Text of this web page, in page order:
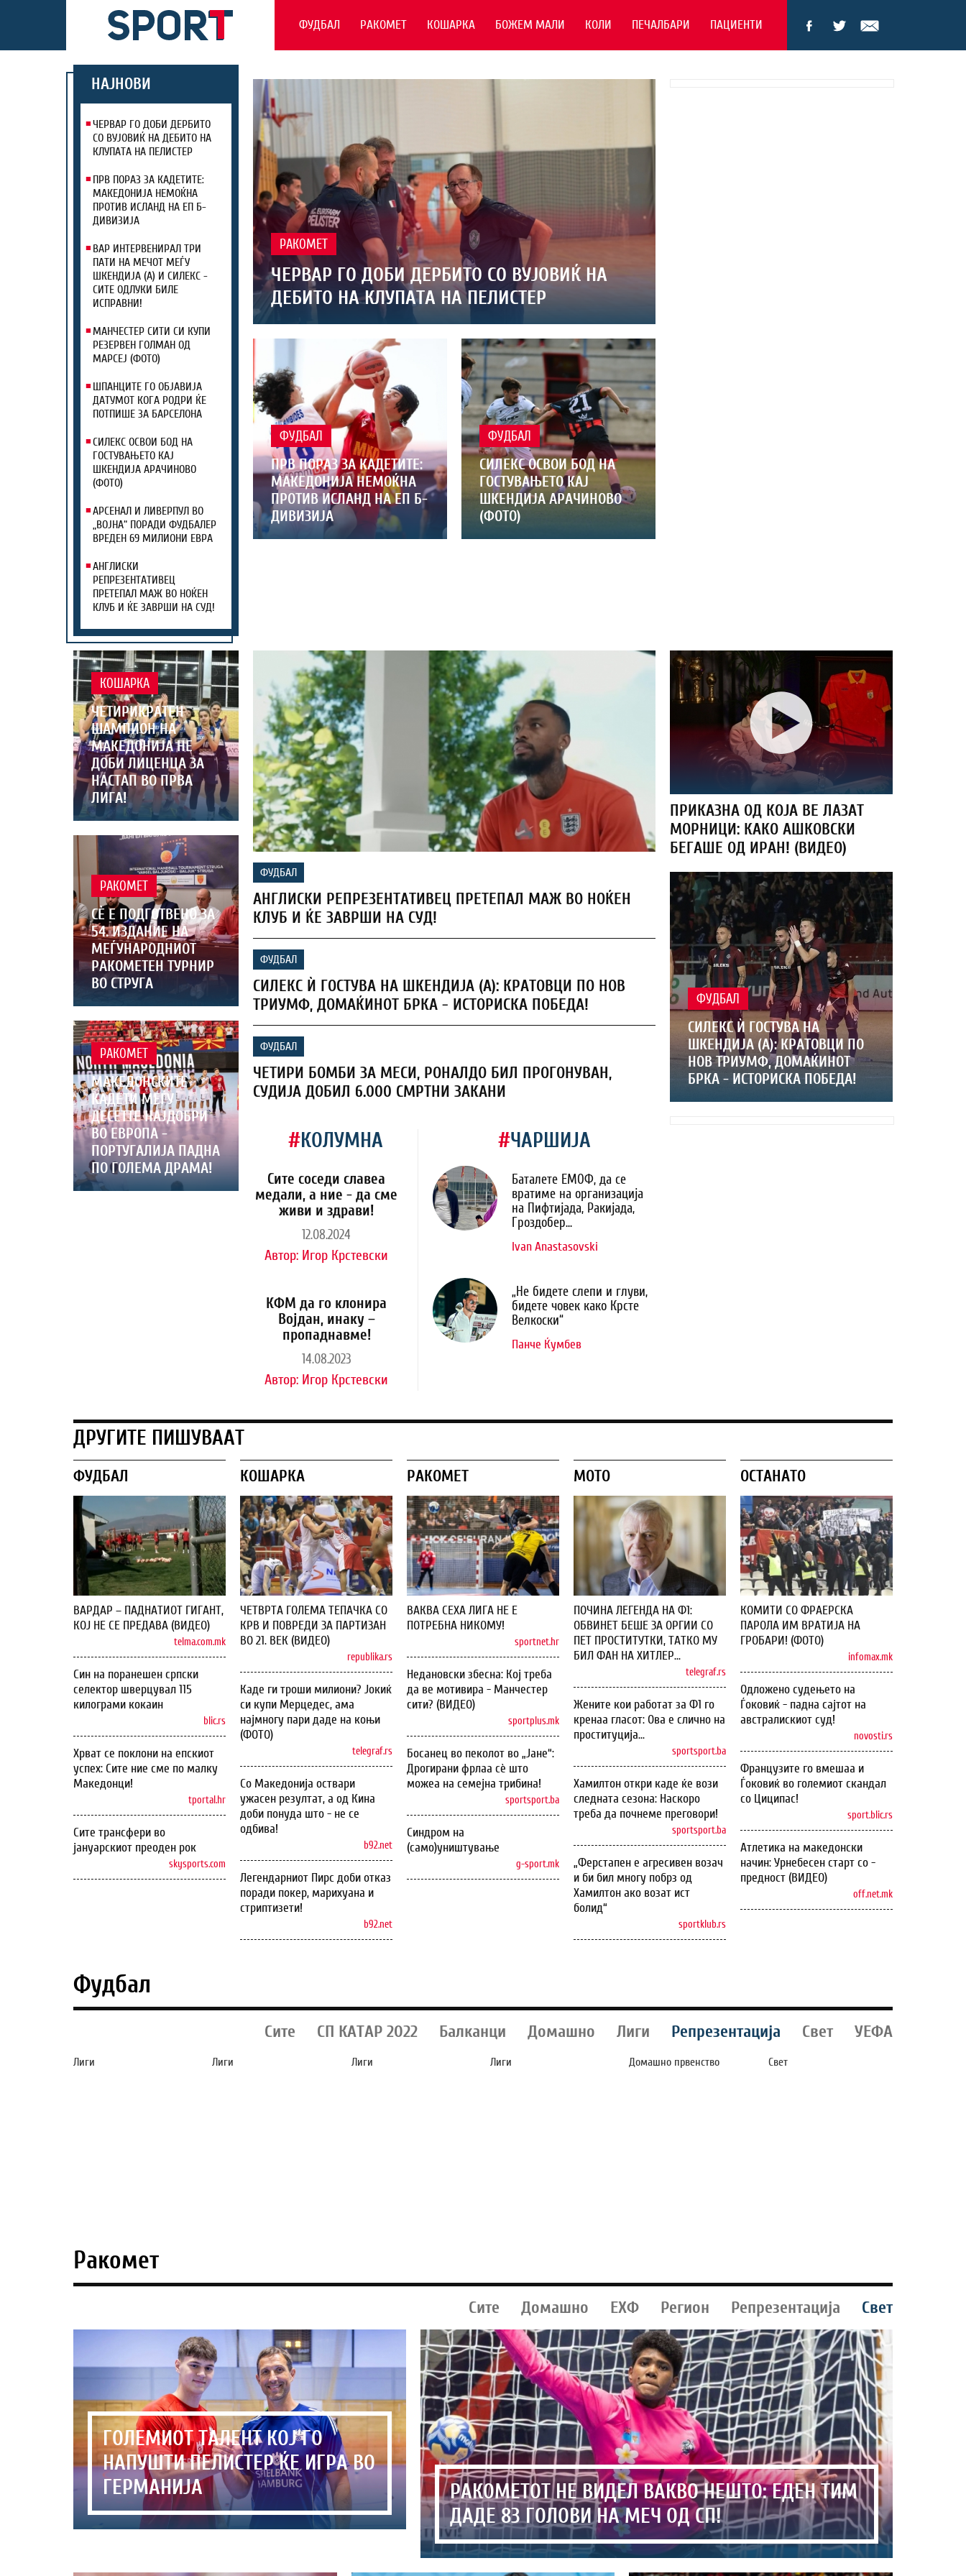
ФУДБАЛ РАКОМЕТ КОШАРКА БОЖЕМ МАЛИ КОЛИ ПЕЧАЛБАРИ ПАЦИЕНТИ
НАЈНОВИ
ЧЕРВАР ГО ДОБИ ДЕРБИТО
СО ВУЈОВИЌ НА ДЕБИТО НА
КЛУПАТА НА ПЕЛИСТЕР
ПРВ ПОРАЗ ЗА КАДЕТИТЕ:
МАКЕДОНИЈА НЕМОЌНА
ПРОТИВ ИСЛАНД НА ЕП Б-
ДИВИЗИЈА
ВАР ИНТЕРВЕНИРАЛ ТРИ
ПАТИ НА МЕЧОТ МЕЃУ
ШКЕНДИЈА (А) И СИЛЕКС -
СИТЕ ОДЛУКИ БИЛЕ
ИСПРАВНИ!
МАНЧЕСТЕР СИТИ СИ КУПИ
РЕЗЕРВЕН ГОЛМАН ОД
МАРСЕЈ (ФОТО)
ШПАНЦИТЕ ГО ОБЈАВИЈА
ДАТУМОТ КОГА РОДРИ ЌЕ
ПОТПИШЕ ЗА БАРСЕЛОНА
СИЛЕКС ОСВОИ БОД НА
ГОСТУВАЊЕТО КАЈ
ШКЕНДИЈА АРАЧИНОВО
(ФОТО)
АРСЕНАЛ И ЛИВЕРПУЛ ВО
„ВОЈНА“ ПОРАДИ ФУДБАЛЕР
ВРЕДЕН 69 МИЛИОНИ ЕВРА
АНГЛИСКИ
РЕПРЕЗЕНТАТИВЕЦ
ПРЕТЕПАЛ МАЖ ВО НОЌЕН
КЛУБ И ЌЕ ЗАВРШИ НА СУД!
РАКОМЕТ
ЧЕРВАР ГО ДОБИ ДЕРБИТО СО ВУЈОВИЌ НА
ДЕБИТО НА КЛУПАТА НА ПЕЛИСТЕР
ФУДБАЛ
ПРВ ПОРАЗ ЗА КАДЕТИТЕ:
МАКЕДОНИЈА НЕМОЌНА
ПРОТИВ ИСЛАНД НА ЕП Б-
ДИВИЗИЈА
ФУДБАЛ
СИЛЕКС ОСВОИ БОД НА
ГОСТУВАЊЕТО КАЈ
ШКЕНДИЈА АРАЧИНОВО
(ФОТО)
КОШАРКА
ЧЕТИРИКРАТЕН
ШАМПИОН НА
МАКЕДОНИЈА НЕ
ДОБИ ЛИЦЕНЦА ЗА
НАСТАП ВО ПРВА
ЛИГА!
РАКОМЕТ
СЀ Е ПОДГОТВЕНО ЗА
54. ИЗДАНИЕ НА
МЕЃУНАРОДНИОТ
РАКОМЕТЕН ТУРНИР
ВО СТРУГА
РАКОМЕТ
МАКЕДОНСКИТЕ
КАДЕТИ МЕЃУ
ДЕСЕТТЕ НАЈДОБРИ
ВО ЕВРОПА -
ПОРТУГАЛИЈА ПАДНА
ПО ГОЛЕМА ДРАМА!
ФУДБАЛ
АНГЛИСКИ РЕПРЕЗЕНТАТИВЕЦ ПРЕТЕПАЛ МАЖ ВО НОЌЕН
КЛУБ И ЌЕ ЗАВРШИ НА СУД!
ФУДБАЛ
СИЛЕКС Ѝ ГОСТУВА НА ШКЕНДИЈА (А): КРАТОВЦИ ПО НОВ
ТРИУМФ, ДОМАЌИНОТ БРКА - ИСТОРИСКА ПОБЕДА!
ФУДБАЛ
ЧЕТИРИ БОМБИ ЗА МЕСИ, РОНАЛДО БИЛ ПРОГОНУВАН,
СУДИЈА ДОБИЛ 6.000 СМРТНИ ЗАКАНИ
#КОЛУМНА
Сите соседи славеа
медали, а ние - да сме
живи и здрави!
12.08.2024
Автор: Игор Крстевски
КФМ да го клонира
Војдан, инаку –
пропаднавме!
14.08.2023
Автор: Игор Крстевски
#ЧАРШИЈА
Баталете ЕМОФ, да се
вратиме на организација
на Пифтијада, Ракијада,
Гроздобер...
Ivan Anastasovski
„Не бидете слепи и глуви,
бидете човек како Крсте
Велкоски“
Панче Ќумбев
ПРИКАЗНА ОД КОЈА ВЕ ЛАЗАТ
МОРНИЦИ: КАКО АШКОВСКИ
БЕГАШЕ ОД ИРАН! (ВИДЕО)
ФУДБАЛ
СИЛЕКС Ѝ ГОСТУВА НА
ШКЕНДИЈА (А): КРАТОВЦИ ПО
НОВ ТРИУМФ, ДОМАЌИНОТ
БРКА - ИСТОРИСКА ПОБЕДА!
ДРУГИТЕ ПИШУВААТ
ФУДБАЛ
ВАРДАР – ПАДНАТИОТ ГИГАНТ,
КОЈ НЕ СЕ ПРЕДАВА (ВИДЕО)
telma.com.mk
Син на поранешен српски
селектор шверцувал 115
килограми кокаин
blic.rs
Хрват се поклони на епскиот
успех: Сите ние сме по малку
Македонци!
tportal.hr
Сите трансфери во
јануарскиот преоден рок
skysports.com
КОШАРКА
ЧЕТВРТА ГОЛЕМА ТЕПАЧКА СО
КРВ И ПОВРЕДИ ЗА ПАРТИЗАН
ВО 21. ВЕК (ВИДЕО)
republika.rs
Каде ги троши милиони? Јокиќ
си купи Мерцедес, ама
најмногу пари даде на коњи
(ФОТО)
telegraf.rs
Со Македонија оствари
ужасен резултат, а од Кина
доби понуда што - не се
одбива!
b92.net
Легендарниот Пирс доби отказ
поради покер, марихуана и
стриптизети!
b92.net
РАКОМЕТ
ВАКВА СЕХА ЛИГА НЕ Е
ПОТРЕБНА НИКОМУ!
sportnet.hr
Недановски збесна: Кој треба
да ве мотивира - Манчестер
сити? (ВИДЕО)
sportplus.mk
Босанец во пеколот во „Јане“:
Дрогирани фрлаа сѐ што
можеа на семејна трибина!
sportsport.ba
Синдром на
(само)уништување
g-sport.mk
МОТО
ПОЧИНА ЛЕГЕНДА НА Ф1:
ОБВИНЕТ БЕШЕ ЗА ОРГИИ СО
ПЕТ ПРОСТИТУТКИ, ТАТКО МУ
БИЛ ФАН НА ХИТЛЕР...
telegraf.rs
Жените кои работат за Ф1 го
кренаа гласот: Ова е слично на
проституција...
sportsport.ba
Хамилтон откри каде ќе вози
следната сезона: Наскоро
треба да почнеме преговори!
sportsport.ba
„Ферстапен е агресивен возач
и би бил многу побрз од
Хамилтон ако возат ист
болид“
sportklub.rs
ОСТАНАТО
КОМИТИ СО ФРАЕРСКА
ПАРОЛА ИМ ВРАТИЈА НА
ГРОБАРИ! (ФОТО)
infomax.mk
Одложено судењето на
Ѓоковиќ - падна сајтот на
австралискиот суд!
novosti.rs
Французите го вмешаа и
Ѓоковиќ во големиот скандал
со Циципас!
sport.blic.rs
Атлетика на македонски
начин: Урнебесен старт со -
предност (ВИДЕО)
off.net.mk
Фудбал
Сите СП КАТАР 2022 Балканци Домашно Лиги Репрезентација Свет УЕФА
Лиги Лиги Лиги Лиги Домашно првенство Свет
Ракомет
Сите Домашно ЕХФ Регион Репрезентација Свет
ГОЛЕМИОТ ТАЛЕНТ КОЈ ГО
НАПУШТИ ПЕЛИСТЕР ЌЕ ИГРА ВО
ГЕРМАНИЈА
РАКОМЕТОТ НЕ ВИДЕЛ ВАКВО НЕШТО: ЕДЕН ТИМ
ДАДЕ 83 ГОЛОВИ НА МЕЧ ОД СП!